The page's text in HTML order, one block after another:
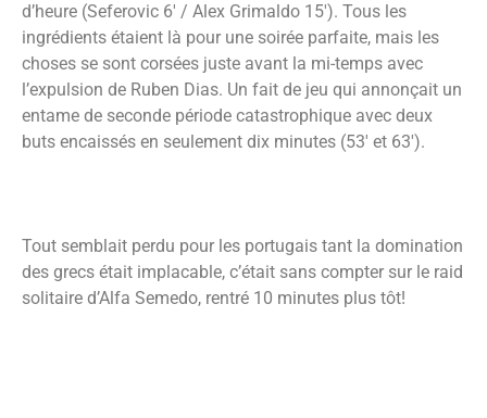
d’heure (Seferovic 6′ / Alex Grimaldo 15′). Tous les
ingrédients étaient là pour une soirée parfaite, mais les
choses se sont corsées juste avant la mi-temps avec
l’expulsion de Ruben Dias. Un fait de jeu qui annonçait un
entame de seconde période catastrophique avec deux
buts encaissés en seulement dix minutes (53′ et 63′).
Tout semblait perdu pour les portugais tant la domination
des grecs était implacable, c’était sans compter sur le raid
solitaire d’Alfa Semedo, rentré 10 minutes plus tôt!